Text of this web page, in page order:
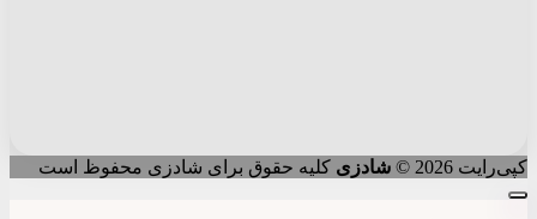
کپی‌رایت 2026 © شادزی کلیه حقوق برای شادزی محفوظ است